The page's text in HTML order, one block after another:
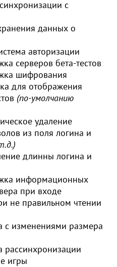
с
данных о
авторизации
серверов бета-тестов
шифрования
для отображения
(по-умолчанию
удаление
из поля логина и
длинны логина и
информационных
при входе
не правильном чтении
с изменениями размера
игры